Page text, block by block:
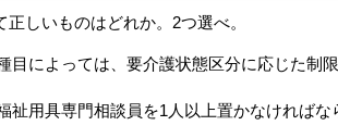
しいものはどれか。2つ選べ。
目によっては、要介護状態区分に応じた制限
祉用具専門相談員を1人以上置かなければな